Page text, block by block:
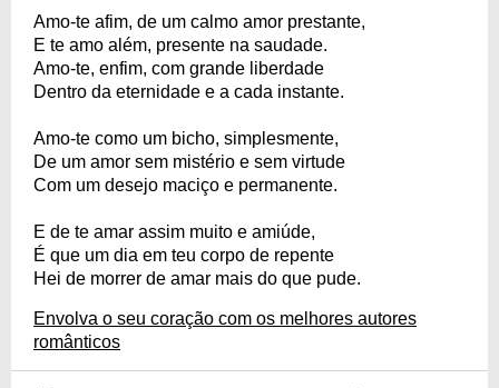
Amo-te afim, de um calmo amor prestante,
E te amo além, presente na saudade.
Amo-te, enfim, com grande liberdade
Dentro da eternidade e a cada instante.
Amo-te como um bicho, simplesmente,
De um amor sem mistério e sem virtude
Com um desejo maciço e permanente.
E de te amar assim muito e amiúde,
É que um dia em teu corpo de repente
Hei de morrer de amar mais do que pude.
Envolva o seu coração com os melhores autores
românticos